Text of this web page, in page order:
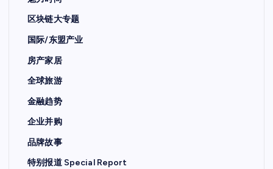
区块链大专题
国际/东盟产业
房产家居
全球旅游
金融趋势
企业并购
品牌故事
特别报道 Special Report